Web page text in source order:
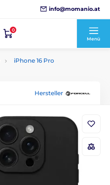
info@momanio.at
0
Menü
iPhone 16 Pro
Hersteller